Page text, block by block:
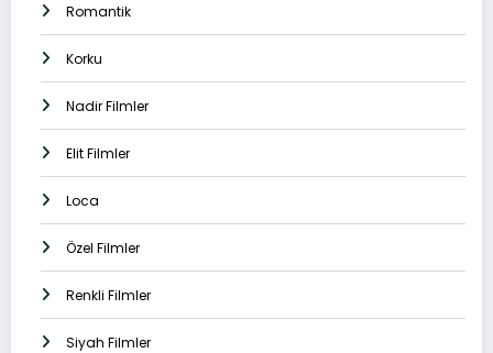
Romantik
Korku
Nadir Filmler
Elit Filmler
Loca
Özel Filmler
Renkli Filmler
Siyah Filmler